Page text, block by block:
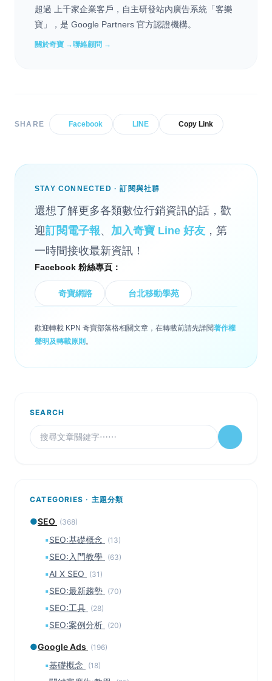
超過 上千家企業客戶，自主研發站內廣告系統「客樂
寶」，是 Google Partners 官方認證機構。
關於奇寶 →聯絡顧問 →
SHARE Facebook LINE Copy Link
STAY CONNECTED · 訂閱與社群
還想了解更多各類數位行銷資訊的話，歡
迎訂閱電子報、 加入奇寶 Line 好友 ，第
一時間接收最新資訊！
Facebook 粉絲專頁：
奇寶網路 台北移動學苑
歡迎轉載 KPN 奇寶部落格相關文章，在轉載前請先詳閱著作權
聲明及轉載原則 。
SEARCH
CATEGORIES · 主題分類
●SEO (368)
▪SEO:基礎概念 (13)
▪SEO:入門教學 (63)
▪AI X SEO (31)
▪SEO:最新趨勢 (70)
▪SEO:工具 (28)
▪SEO:案例分析 (20)
●Google Ads (196)
▪基礎概念 (18)